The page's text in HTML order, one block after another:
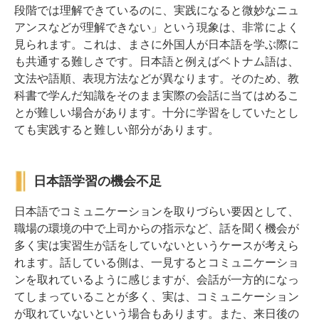
段階では理解できているのに、実践になると微妙なニュ
アンスなどが理解できない」という現象は、非常によく
見られます。これは、まさに外国人が日本語を学ぶ際に
も共通する難しさです。日本語と例えばベトナム語は、
文法や語順、表現方法などが異なります。そのため、教
科書で学んだ知識をそのまま実際の会話に当てはめるこ
とが難しい場合があります。十分に学習をしていたとし
ても実践すると難しい部分があります。
日本語学習の機会不足
日本語でコミュニケーションを取りづらい要因として、
職場の環境の中で上司からの指示など、話を聞く機会が
多く実は実習生が話をしていないというケースが考えら
れます。話している側は、一見するとコミュニケーショ
ンを取れているように感じますが、会話が一方的になっ
てしまっていることが多く、実は、コミュニケーション
が取れていないという場合もあります。また、来日後の